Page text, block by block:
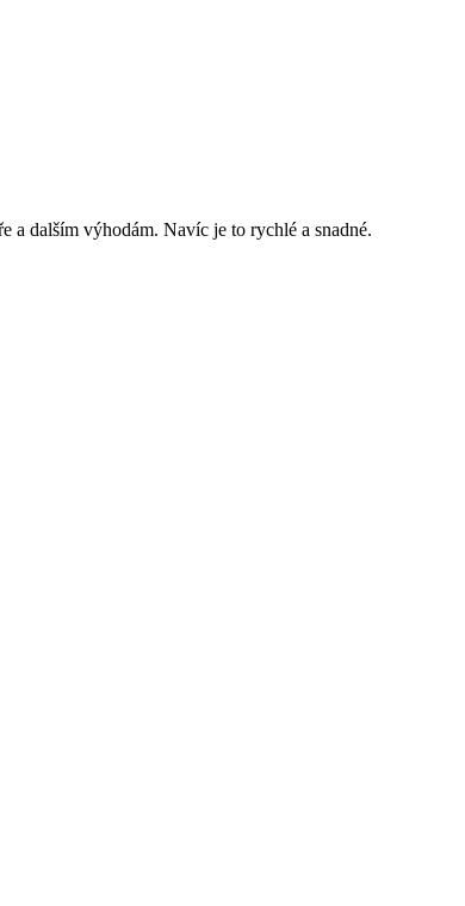
a dalším výhodám. Navíc je to rychlé a snadné.